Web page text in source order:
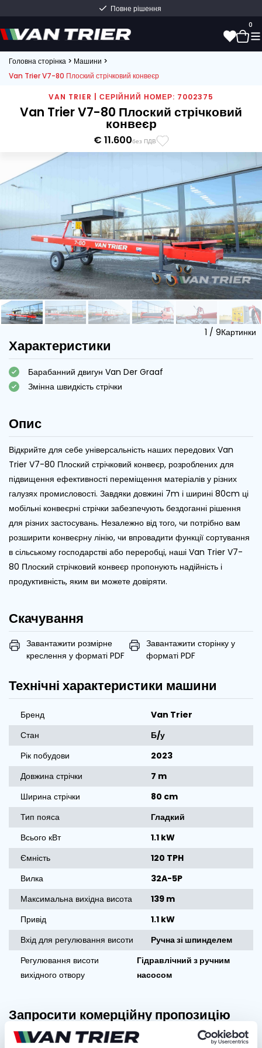
Повне рішення
0
Головна сторінка > Машини >
Van Trier V7-80 Плоский стрічковий конвеєр
VAN TRIER | СЕРІЙНИЙ НОМЕР: 7002375
Van Trier V7-80 Плоский стрічковий
конвеєр
€ 11.600без ПДВ
1 / 9Картинки
Характеристики
Барабанний двигун Van Der Graaf
Змінна швидкість стрічки
Опис
Відкрийте для себе універсальність наших передових Van
Trier V7-80 Плоский стрічковий конвеєр, розроблених для
підвищення ефективності переміщення матеріалів у різних
галузях промисловості. Завдяки довжині 7m і ширині 80cm ці
мобільні конвеєрні стрічки забезпечують бездоганні рішення
для різних застосувань. Незалежно від того, чи потрібно вам
розширити конвеєрну лінію, чи впровадити функції сортування
в сільському господарстві або переробці, наші Van Trier V7-
80 Плоский стрічковий конвеєр пропонують надійність і
продуктивність, яким ви можете довіряти.
Скачування
Завантажити розмірне
креслення у форматі PDF
Завантажити сторінку у
форматі PDF
Технічні характеристики машини
Бренд
Van Trier
Стан
Б/у
Рік побудови
2023
Довжина стрічки
7 m
Ширина стрічки
80 cm
Тип пояса
Гладкий
Всього кВт
1.1 kW
Ємність
120 TPH
Вилка
32A-5P
Максимальна вихідна висота
139 m
Привід
1.1 kW
Вхід для регулювання висоти
Ручна зі шпинделем
Регулювання висоти
вихідного отвору
Гідравлічний з ручним
насосом
Запросити комерційну пропозицію
ІМ'Я ТА ПРІЗВИЩЕ